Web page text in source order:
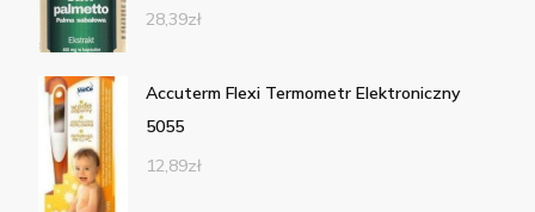
28,39zł
Accuterm Flexi Termometr Elektroniczny
5055
12,89zł